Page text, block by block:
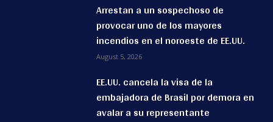
Arrestan a un sospechoso de
provocar uno de los mayores
incendios en el noroeste de EE.UU.
August 5, 2026
EE.UU. cancela la visa de la
embajadora de Brasil por demora en
avalar a su representante